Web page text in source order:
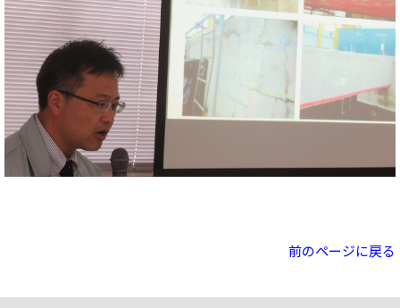
前のページに戻る